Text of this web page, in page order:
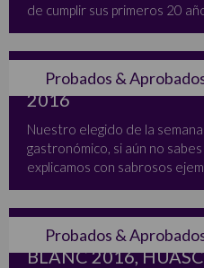
de cumplir sus primeros 20
Probados &
VILLARD GRAND
2016
Nuestro elegido de la
gastronómico, si aún no
explicamos con sabrosos
Probados &
VENTISQUERO
BLANC 2016,